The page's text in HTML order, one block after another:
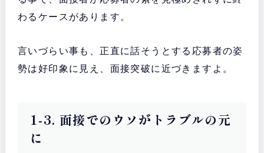
わるケースがあります。
言いづらい事も、正直に話そうとする応募者の姿
勢は好印象に見え、面接突破に近づきますよ。
1-3. 面接でのウソがトラブルの元
に